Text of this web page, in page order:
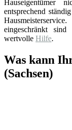
Hauseigentümer
entsprechend
eingeschränkt
wertvolle Hilfe.
Was kann
(Sachsen)